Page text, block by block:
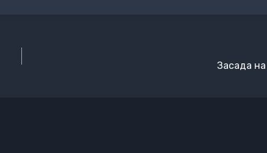
Засада